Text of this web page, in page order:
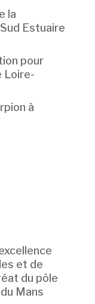
la
Estuaire
pour
Loire-
à
et de
du pôle
Mans